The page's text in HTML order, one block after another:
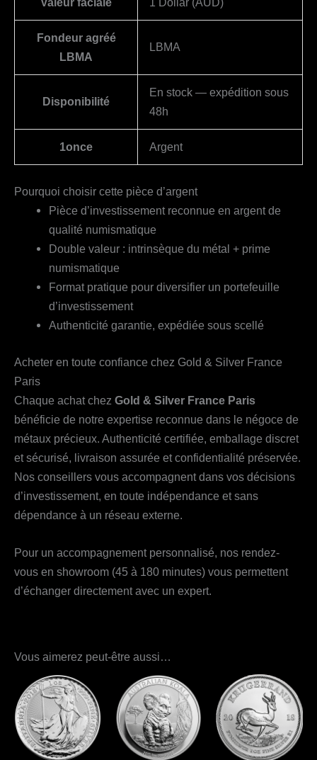
Fondeur agréé
LBMA
LBMA
Disponibilité
En stock — expédition sous
48h
1once Argent
Pourquoi choisir cette pièce d’argent
Pièce d’investissement reconnue en argent de
qualité numismatique
Double valeur : intrinsèque du métal + prime
numismatique
Format pratique pour diversifier un portefeuille
d’investissement
Authenticité garantie, expédiée sous scellé
Acheter en toute confiance chez Gold & Silver France
Paris
Chaque achat chez Gold & Silver France Paris
bénéficie de notre expertise reconnue dans le négoce de
métaux précieux. Authenticité certifiée, emballage discret
et sécurisé, livraison assurée et confidentialité préservée.
Nos conseillers vous accompagnent dans vos décisions
d’investissement, en toute indépendance et sans
dépendance à un réseau externe.
Pour un accompagnement personnalisé, nos rendez-
vous en showroom (45 à 180 minutes) vous permettent
d’échanger directement avec un expert.
Vous aimerez peut-être aussi…